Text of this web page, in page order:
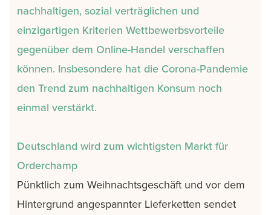
nachhaltigen, sozial verträglichen und
einzigartigen Kriterien Wettbewerbsvorteile
gegenüber dem Online-Handel verschaffen
können. Insbesondere hat die Corona-Pandemie
den Trend zum nachhaltigen Konsum noch
einmal verstärkt.
Deutschland wird zum wichtigsten Markt für
Orderchamp
Pünktlich zum Weihnachtsgeschäft und vor dem
Hintergrund angespannter Lieferketten sendet